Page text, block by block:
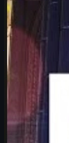
Djupanalys av
slutspelet. Form,
hänger ihop med
juni 17, 2026